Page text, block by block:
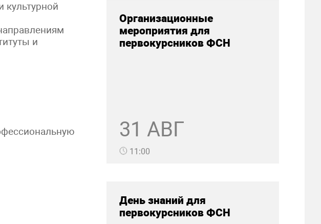
и
Организационные
мероприятия для
первокурсников ФСН
31 АВГ
11:00
День знаний для
первокурсников ФСН